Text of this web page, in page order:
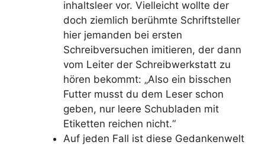
inhaltsleer vor. Vielleicht wollte der
doch ziemlich berühmte Schriftsteller
hier jemanden bei ersten
Schreibversuchen imitieren, der dann
vom Leiter der Schreibwerkstatt zu
hören bekommt: „Also ein bisschen
Futter musst du dem Leser schon
geben, nur leere Schubladen mit
Etiketten reichen nicht.“
Auf jeden Fall ist diese Gedankenwelt